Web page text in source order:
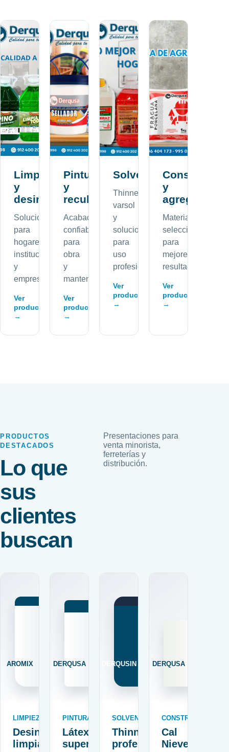
Limpieza
y
desinfección
Soluciones
para
hogares,
instituciones
y
empresas.
Ver
productos
→
Pinturas
y
recubrimientos
Acabados
confiables
para
obra
y
mantenimiento.
Ver
productos
→
Solventes
Thinner,
varsol
y
soluciones
para
uso
profesional.
Ver
productos
→
y
agregados
Materiales
seleccionados
para
mejores
resultados.
Ver
productos
→
PRODUCTOS
DESTACADOS
Lo que
sus
clientes
buscan
Presentaciones para
venta minorista,
ferreterías y
distribución.
AROMIX
LIMPIEZA
Desinfectante
limpiador
DERQUSA
PINTURAS
Látex
superior
DERQUSIN
SOLVENTES
Thinner
profesional
DERQUSA
CONSTRUCCIÓN
Cal
Nieve